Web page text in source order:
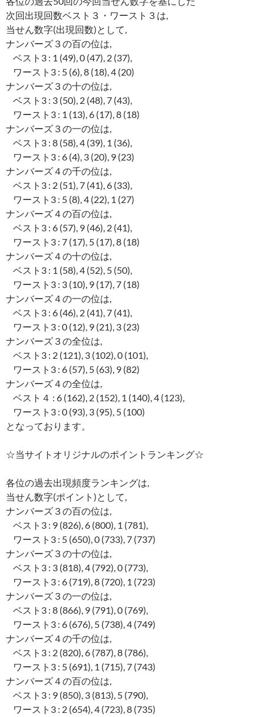
次回出現回数ベスト３・ワースト３は,
当せん数字(出現回数)として,
ナンバーズ３の百の位は,
ベスト3 : 1 (49), 0 (47), 2 (37),
ワースト3 : 5 (6), 8 (18), 4 (20)
ナンバーズ３の十の位は,
ベスト3 : 3 (50), 2 (48), 7 (43),
ワースト3 : 1 (13), 6 (17), 8 (18)
ナンバーズ３の一の位は,
ベスト3 : 8 (58), 4 (39), 1 (36),
ワースト3 : 6 (4), 3 (20), 9 (23)
ナンバーズ４の千の位は,
ベスト3 : 2 (51), 7 (41), 6 (33),
ワースト3 : 5 (8), 4 (22), 1 (27)
ナンバーズ４の百の位は,
ベスト3 : 6 (57), 9 (46), 2 (41),
ワースト3 : 7 (17), 5 (17), 8 (18)
ナンバーズ４の十の位は,
ベスト3 : 1 (58), 4 (52), 5 (50),
ワースト3 : 3 (10), 9 (17), 7 (18)
ナンバーズ４の一の位は,
ベスト3 : 6 (46), 2 (41), 7 (41),
ワースト3 : 0 (12), 9 (21), 3 (23)
ナンバーズ３の全位は,
ベスト3 : 2 (121), 3 (102), 0 (101),
ワースト3 : 6 (57), 5 (63), 9 (82)
ナンバーズ４の全位は,
ベスト４ : 6 (162), 2 (152), 1 (140), 4 (123),
ワースト3 : 0 (93), 3 (95), 5 (100)
となっております。
☆当サイトオリジナルのポイントランキング☆
各位の過去出現頻度ランキングは,
当せん数字(ポイント)として,
ナンバーズ３の百の位は,
ベスト3 : 9 (826), 6 (800), 1 (781),
ワースト3 : 5 (650), 0 (733), 7 (737)
ナンバーズ３の十の位は,
ベスト3 : 3 (818), 4 (792), 0 (773),
ワースト3 : 6 (719), 8 (720), 1 (723)
ナンバーズ３の一の位は,
ベスト3 : 8 (866), 9 (791), 0 (769),
ワースト3 : 6 (676), 5 (738), 4 (749)
ナンバーズ４の千の位は,
ベスト3 : 2 (820), 6 (787), 8 (786),
ワースト3 : 5 (691), 1 (715), 7 (743)
ナンバーズ４の百の位は,
ベスト3 : 9 (850), 3 (813), 5 (790),
ワースト3 : 2 (654), 4 (723), 8 (735)